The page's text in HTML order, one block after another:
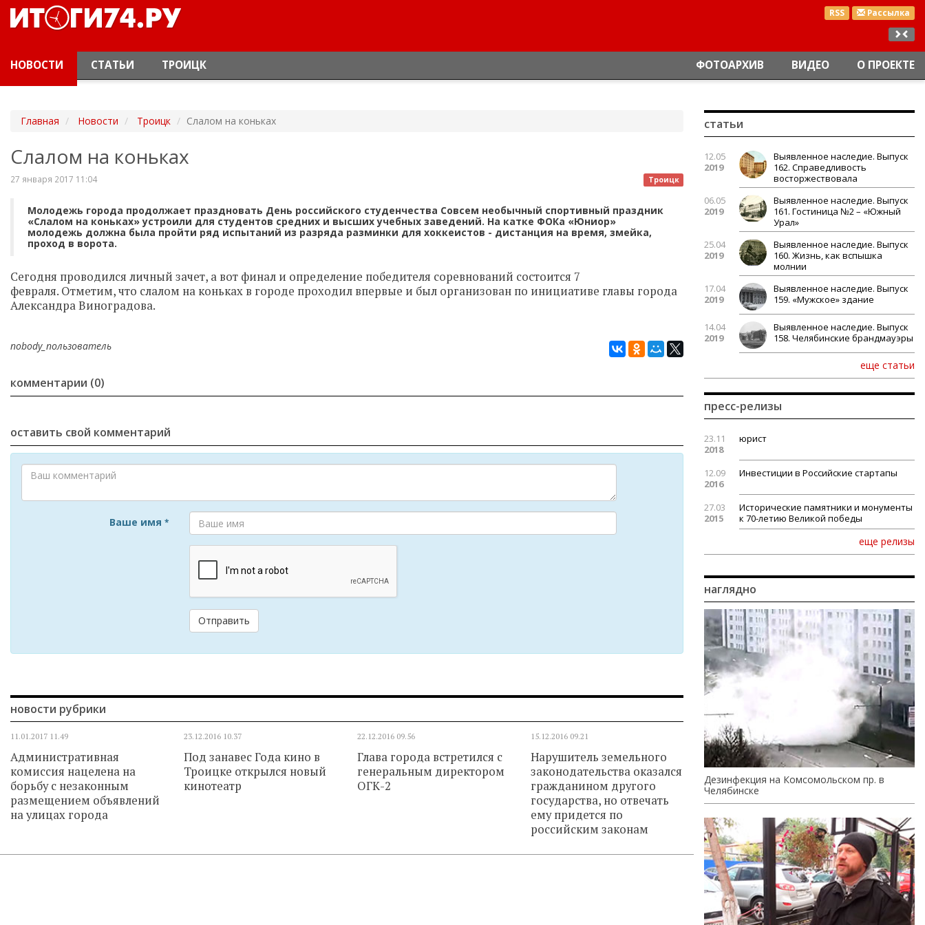
RSS Рассылка
НОВОСТИ СТАТЬИ ТРОИЦК ФОТОАРХИВ ВИДЕО О ПРОЕКТЕ
Главная Новости Троицк Слалом на коньках
Слалом на коньках
Троицк
27 января 2017 11:04
Молодежь города продолжает праздновать День российского студенчества Совсем необычный спортивный праздник
«Слалом на коньках» устроили для студентов средних и высших учебных заведений. На катке ФОКа «Юниор»
молодежь должна была пройти ряд испытаний из разряда разминки для хоккеистов - дистанция на время, змейка,
проход в ворота.
Сегодня проводился личный зачет, а вот финал и определение победителя соревнований состоится 7
февраля. Отметим, что слалом на коньках в городе проходил впервые и был организован по инициативе главы города
Александра Виноградова.
nobody_пользователь
комментарии (0)
оставить свой комментарий
Ваше имя *
Отправить
новости рубрики
11.01.2017 11.49
Административная
комиссия нацелена на
борьбу с незаконным
размещением объявлений
на улицах города
23.12.2016 10.37
Под занавес Года кино в
Троицке открылся новый
кинотеатр
22.12.2016 09.56
Глава города встретился с
генеральным директором
ОГК-2
15.12.2016 09.21
Нарушитель земельного
законодательства оказался
гражданином другого
государства, но отвечать
ему придется по
российским законам
статьи
12.05
2019
Выявленное наследие. Выпуск
162. Справедливость
восторжествовала
06.05
2019
Выявленное наследие. Выпуск
161. Гостиница №2 – «Южный
Урал»
25.04
2019
Выявленное наследие. Выпуск
160. Жизнь, как вспышка
молнии
17.04
2019
Выявленное наследие. Выпуск
159. «Мужское» здание
14.04
2019
Выявленное наследие. Выпуск
158. Челябинские брандмауэры
еще статьи
пресс-релизы
23.11
2018
юрист
12.09
2016
Инвестиции в Российские стартапы
27.03
2015
Исторические памятники и монументы
к 70-летию Великой победы
еще релизы
наглядно
Дезинфекция на Комсомольском пр. в
Челябинске